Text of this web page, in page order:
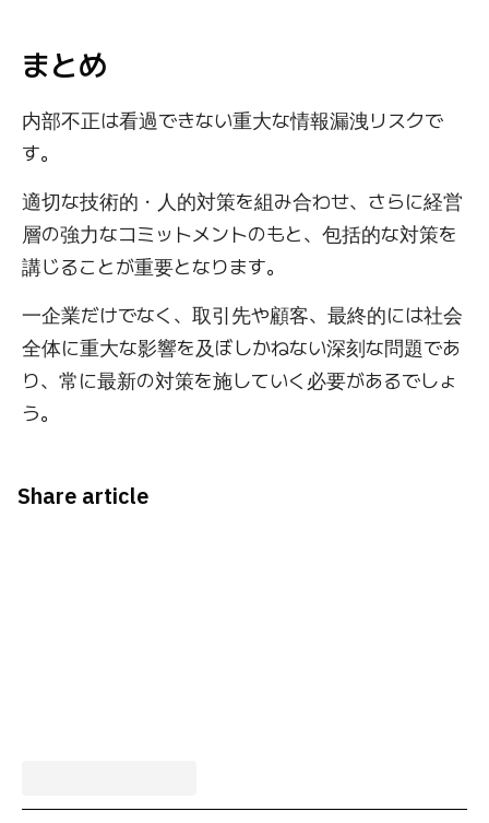
まとめ
内部不正は看過できない重大な情報漏洩リスクで
す。
適切な技術的・人的対策を組み合わせ、さらに経営
層の強力なコミットメントのもと、包括的な対策を
講じることが重要となります。
一企業だけでなく、取引先や顧客、最終的には社会
全体に重大な影響を及ぼしかねない深刻な問題であ
り、常に最新の対策を施していく必要があるでしょ
う。
Share article